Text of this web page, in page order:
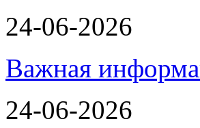
24-06-2026
Важная
24-06-2026